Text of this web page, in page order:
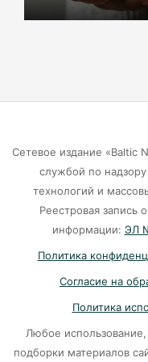
04-08-2026
100 тысяч
Калининграде
04-08-2026
Первый «День
Сетевое издание «Baltic
службой по
технологий и
Реестровая запись
информации: ЭЛ
Политика
Согласие на
Политика
Любое
подборки материалов